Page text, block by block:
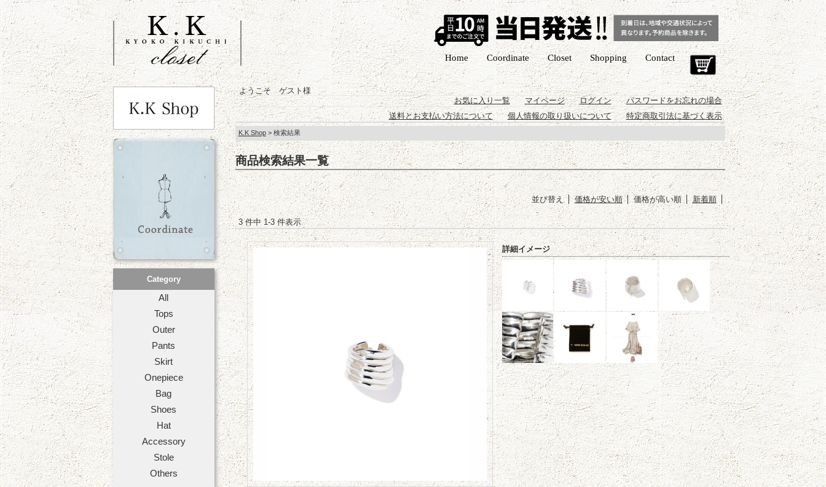
Cart
Contact
Shopping
Closet
Coordinate
Home
Category
All
Tops
Outer
Pants
Skirt
Onepiece
Bag
Shoes
Hat
Accessory
Stole
Others
ようこそ ゲスト様
お気に入り一覧
マイページ ログイン
パスワードをお忘れの場合
送料とお支払い方法について
個人情報の取り扱いについて 特定商取引法に基づく表示
K.K Shop> 検索結果
商品検索結果一覧
並び替え 価格が安い順 価格が高い順 新着順
3 件中 1-3 件表示
詳細イメージ